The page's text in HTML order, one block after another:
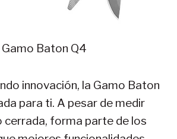
Gamo Baton Q4
innovación, la Gamo Baton
para ti. A pesar de medir
cerrada, forma parte de los